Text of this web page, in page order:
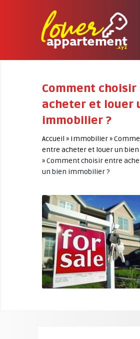
Comment
acheter et louer
immobilier ?
Accueil » Immobilier»
entre acheter et louer un
»Comment choisir entre
un bien immobilier ?